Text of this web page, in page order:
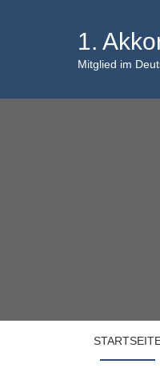
1.
Mitglied im